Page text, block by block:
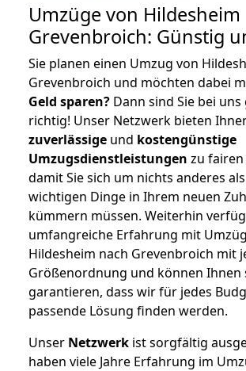
Umzüge von Hildesheim
Grevenbroich: Günstig
Sie planen einen Umzug von
Grevenbroich und möchten dabei
Geld sparen? Dann sind Sie bei uns
richtig! Unser Netzwerk bieten
zuverlässige und kostengünstige
Umzugsdienstleistungen zu fairen
damit Sie sich um nichts anderes
wichtigen Dinge in Ihrem neuen
kümmern müssen. Weiterhin
umfangreiche Erfahrung mit
Hildesheim nach Grevenbroich mit
Größenordnung und können Ihnen
garantieren, dass wir für jedes
passende Lösung finden werden.
Unser Netzwerk ist sorgfältig
haben viele Jahre Erfahrung im